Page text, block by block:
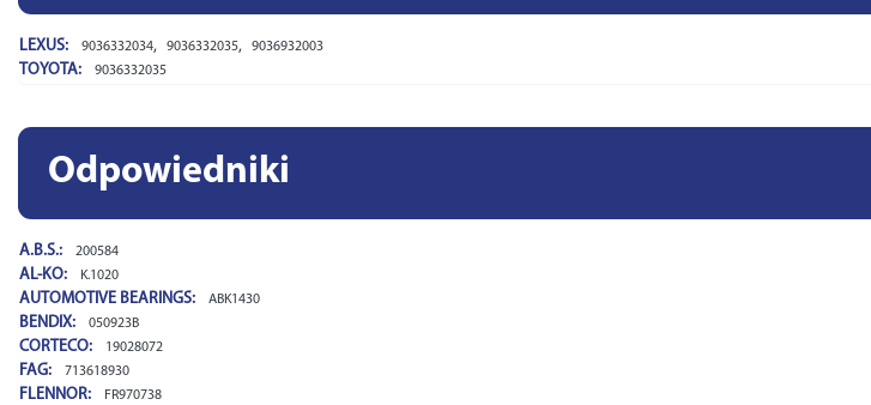
LEXUS: 9036332034, 9036332035, 9036932003
TOYOTA: 9036332035
Odpowiedniki
A.B.S.: 200584
AL-KO: K.1020
AUTOMOTIVE BEARINGS: ABK1430
BENDIX: 050923B
CORTECO: 19028072
FAG: 713618930
FLENNOR: FR970738